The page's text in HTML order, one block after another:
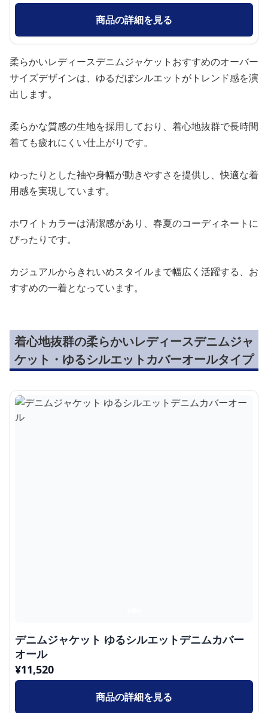
商品の詳細を見る
柔らかいレディースデニムジャケットおすすめのオーバー
サイズデザインは、ゆるだぼシルエットがトレンド感を演
出します。
柔らかな質感の生地を採用しており、着心地抜群で長時間
着ても疲れにくい仕上がりです。
ゆったりとした袖や身幅が動きやすさを提供し、快適な着
用感を実現しています。
ホワイトカラーは清潔感があり、春夏のコーディネートに
ぴったりです。
カジュアルからきれいめスタイルまで幅広く活躍する、お
すすめの一着となっています。
着心地抜群の柔らかいレディースデニムジャ
ケット・ゆるシルエットカバーオールタイプ
デニムジャケット ゆるシルエットデニムカバー
オール
¥11,520
商品の詳細を見る